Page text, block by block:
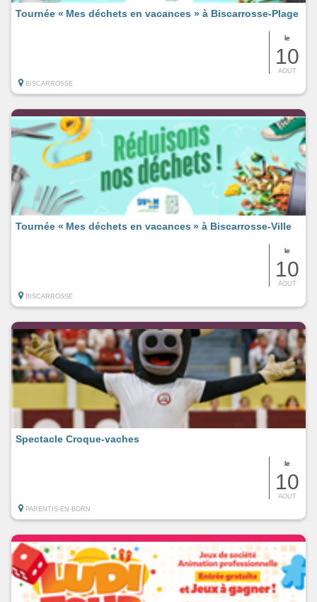
le
10
AOUT
Tournée « Mes déchets en vacances » à Biscarrosse-Plage
BISCARROSSE
le
10
AOUT
Tournée « Mes déchets en vacances » à Biscarrosse-Ville
BISCARROSSE
le
10
AOUT
Spectacle Croque-vaches
PARENTIS-EN-BORN